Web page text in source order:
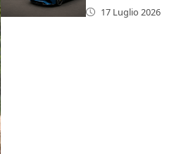
17 Luglio 2026